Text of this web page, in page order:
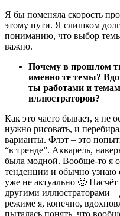
Я бы поменяла скорость
этому пути. Я слишком
пониманию, что выбор
важно.
Почему в прошлом
именно те темы?
ты работами и
иллюстраторов?
Как это часто бывает, я не
нужно рисовать, и
варианты. Флэт – это
“в тренде”. Акварель,
была модной. Вообще-то я
тенденции и обычно узнаю
уже не актуально 🙂
другими иллюстраторами
режиме я, конечно,
пыталась понять, что